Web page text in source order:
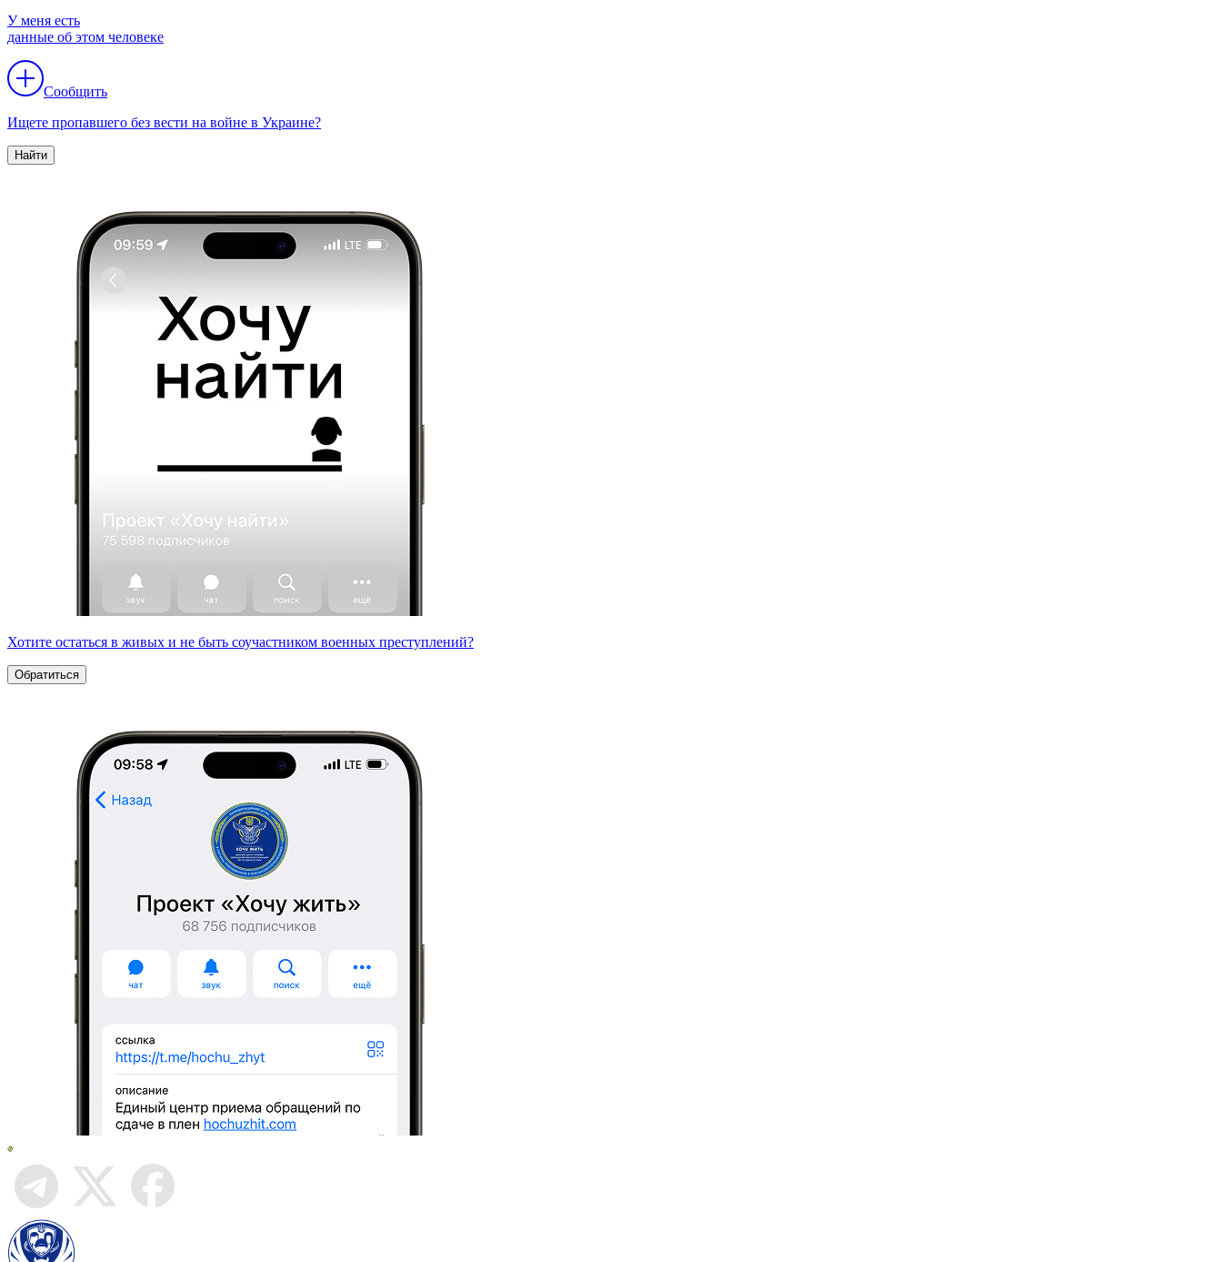
У меня есть
данные об этом человеке
Сообщить
Ищете пропавшего без вести на войне в Украине?
Найти
Хотите остаться в живых и не быть соучастником военных преступлений?
Обратиться